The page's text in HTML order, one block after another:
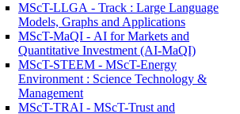
MScT-LLGA - Track : Large Language
Models, Graphs and Applications
MScT-MaQI - AI for Markets and
Quantitative Investment (AI-MaQI)
MScT-STEEM - MScT-Energy
Environment : Science Technology &
Management
MScT-TRAI - MScT-Trust and